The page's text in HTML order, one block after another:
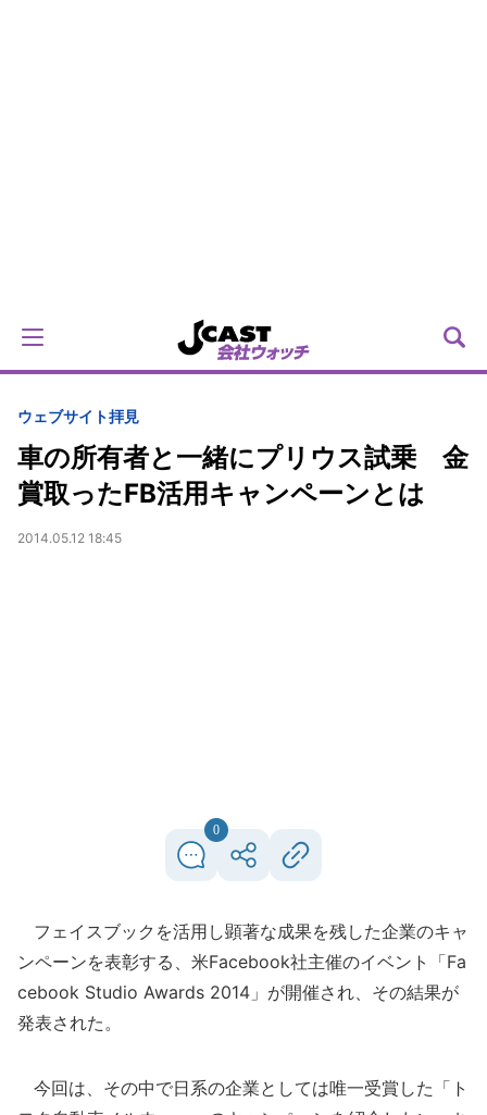
ウェブサイト拝見
車の所有者と一緒にプリウス試乗 金
賞取ったFB活用キャンペーンとは
2014.05.12 18:45
0
フェイスブックを活用し顕著な成果を残した企業のキャ
ンペーンを表彰する、米Facebook社主催のイベント「Fa
cebook Studio Awards 2014」が開催され、その結果が
発表された。
今回は、その中で日系の企業としては唯一受賞した「ト